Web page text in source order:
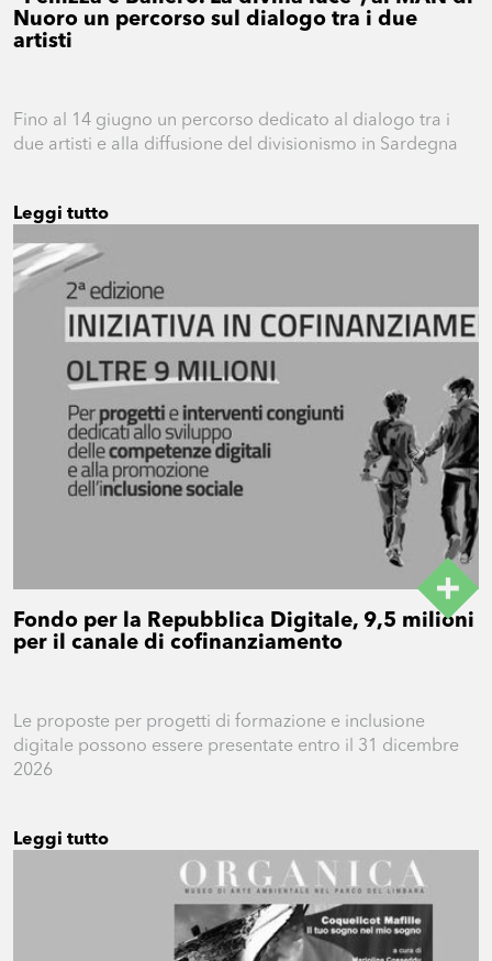
Nuoro un percorso sul dialogo tra i due
artisti
Fino al 14 giugno un percorso dedicato al dialogo tra i
due artisti e alla diffusione del divisionismo in Sardegna
Leggi tutto
Fondo per la Repubblica Digitale, 9,5 milioni
per il canale di cofinanziamento
Le proposte per progetti di formazione e inclusione
digitale possono essere presentate entro il 31 dicembre
2026
Leggi tutto